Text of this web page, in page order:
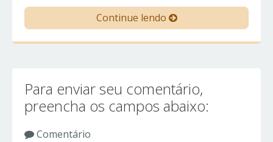
Continue lendo
Para enviar seu comentário,
preencha os campos abaixo:
Comentário